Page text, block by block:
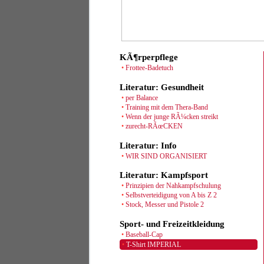
KÃ¶rperpflege
• Frottee-Badetuch
Literatur: Gesundheit
• per Balance
• Training mit dem Thera-Band
• Wenn der junge RÃ¼cken streikt
• zurecht-RÃœCKEN
Literatur: Info
• WIR SIND ORGANISIERT
Literatur: Kampfsport
• Prinzipien der Nahkampfschulung
• Selbstverteidigung von A bis Z 2
• Stock, Messer und Pistole 2
Sport- und Freizeitkleidung
• Baseball-Cap
• T-Shirt IMPERIAL